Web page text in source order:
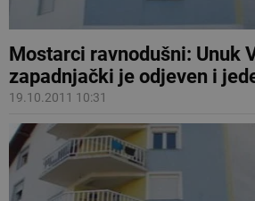
Mostarci ravnodušni: Unuk
zapadnjački je odjeven i
19.10.2011 10:31